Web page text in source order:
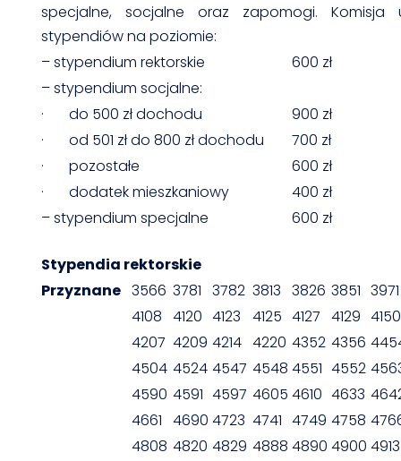
specjalne, socjalne oraz zapomogi. Komisja
stypendiów na poziomie:
– stypendium rektorskie
600 zł
– stypendium socjalne:
· do 500 zł dochodu
900 zł
· od 501 zł do 800 zł dochodu
700 zł
· pozostałe
600 zł
· dodatek mieszkaniowy
400 zł
– stypendium specjalne
600 zł
Stypendia rektorskie
Przyznane 3566 3781 3782 3813 3826 3851 3971
4108 4120 4123 4125 4127 4129 4150
4207 4209 4214 4220 4352 4356
4504 4524 4547 4548 4551 4552
4590 4591 4597 4605 4610 4633
4661 4690 4723 4741 4749 4758
4808 4820 4829 4888 4890 4900 4913